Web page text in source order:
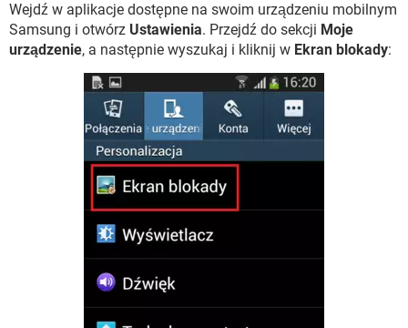
Wejdź w aplikacje dostępne na swoim urządzeniu mobilnym
Samsung i otwórz Ustawienia. Przejdź do sekcji Moje
urządzenie, a następnie wyszukaj i kliknij w Ekran blokady: